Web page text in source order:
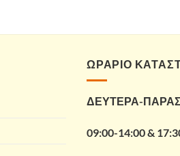
ΩΡΑΡΙΟ
ΔΕΥΤΕΡΑ-
09:00-14:00 &